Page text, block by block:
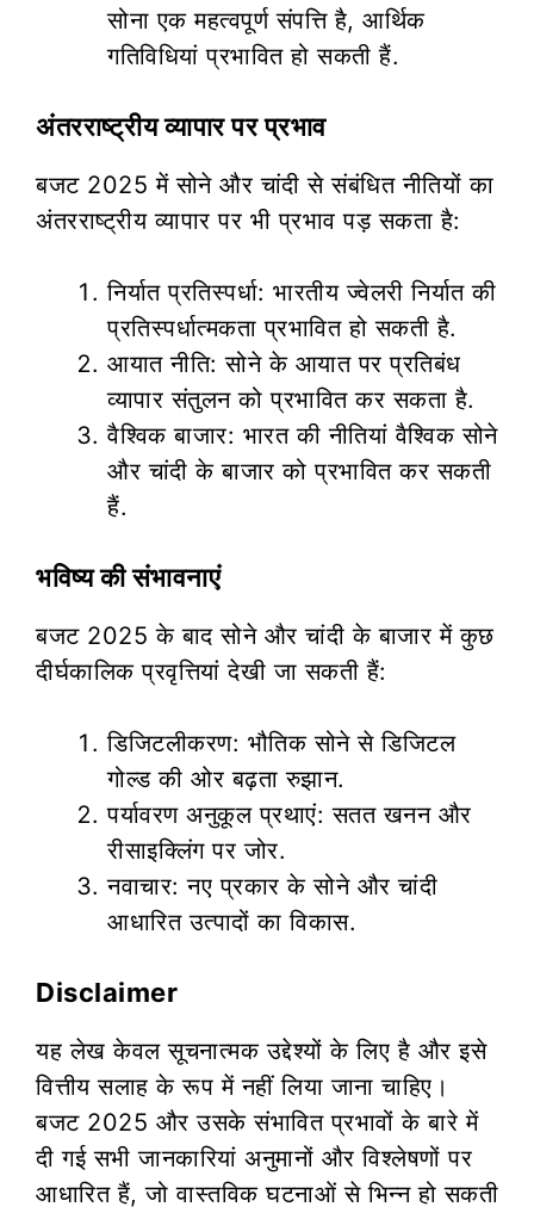
सोना एक महत्वपूर्ण संपत्ति है, आर्थिक
गतिविधियां प्रभावित हो सकती हैं.
अंतरराष्ट्रीय व्यापार पर प्रभाव
बजट 2025 में सोने और चांदी से संबंधित नीतियों का
अंतरराष्ट्रीय व्यापार पर भी प्रभाव पड़ सकता है:
निर्यात प्रतिस्पर्धा: भारतीय ज्वेलरी निर्यात की
प्रतिस्पर्धात्मकता प्रभावित हो सकती है.
आयात नीति: सोने के आयात पर प्रतिबंध
व्यापार संतुलन को प्रभावित कर सकता है.
वैश्विक बाजार: भारत की नीतियां वैश्विक सोने
और चांदी के बाजार को प्रभावित कर सकती
हैं.
भविष्य की संभावनाएं
बजट 2025 के बाद सोने और चांदी के बाजार में कुछ
दीर्घकालिक प्रवृत्तियां देखी जा सकती हैं:
डिजिटलीकरण: भौतिक सोने से डिजिटल
गोल्ड की ओर बढ़ता रुझान.
पर्यावरण अनुकूल प्रथाएं: सतत खनन और
रीसाइक्लिंग पर जोर.
नवाचार: नए प्रकार के सोने और चांदी
आधारित उत्पादों का विकास.
Disclaimer
यह लेख केवल सूचनात्मक उद्देश्यों के लिए है और इसे
वित्तीय सलाह के रूप में नहीं लिया जाना चाहिए।
बजट 2025 और उसके संभावित प्रभावों के बारे में
दी गई सभी जानकारियां अनुमानों और विश्लेषणों पर
आधारित हैं, जो वास्तविक घटनाओं से भिन्न हो सकती